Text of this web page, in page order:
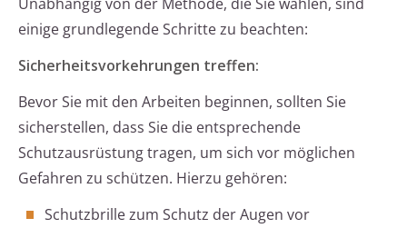
einige grundlegende Schritte zu beachten:
Sicherheitsvorkehrungen treffen:
Bevor Sie mit den Arbeiten beginnen, sollten Sie
sicherstellen, dass Sie die entsprechende
Schutzausrüstung tragen, um sich vor möglichen
Gefahren zu schützen. Hierzu gehören:
Schutzbrille zum Schutz der Augen vor